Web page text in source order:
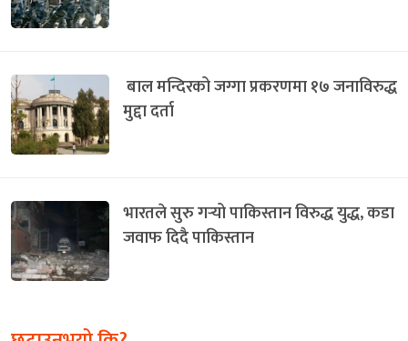
बाल मन्दिरको जग्गा प्रकरणमा १७ जनाविरुद्ध
मुद्दा दर्ता
भारतले सुरु गर्‍यो पाकिस्तान विरुद्ध युद्ध, कडा
जवाफ दिदै पाकिस्तान